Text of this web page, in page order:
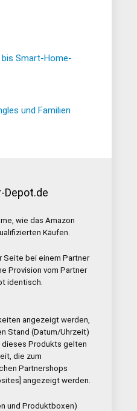
Smart-Home-
und Familien
Depot.de
wie das Amazon
Käufen.
Seite bei einem Partner
Provision vom Partner
identisch.
angezeigt werden,
Stand (Datum/Uhrzeit)
dieses Produkts gelten
die zum
Partnershops
angezeigt werden.
und Produktboxen)